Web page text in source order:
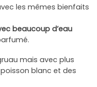
les mêmes bienfaits
beaucoup d’eau
mais avec plus
blanc et des